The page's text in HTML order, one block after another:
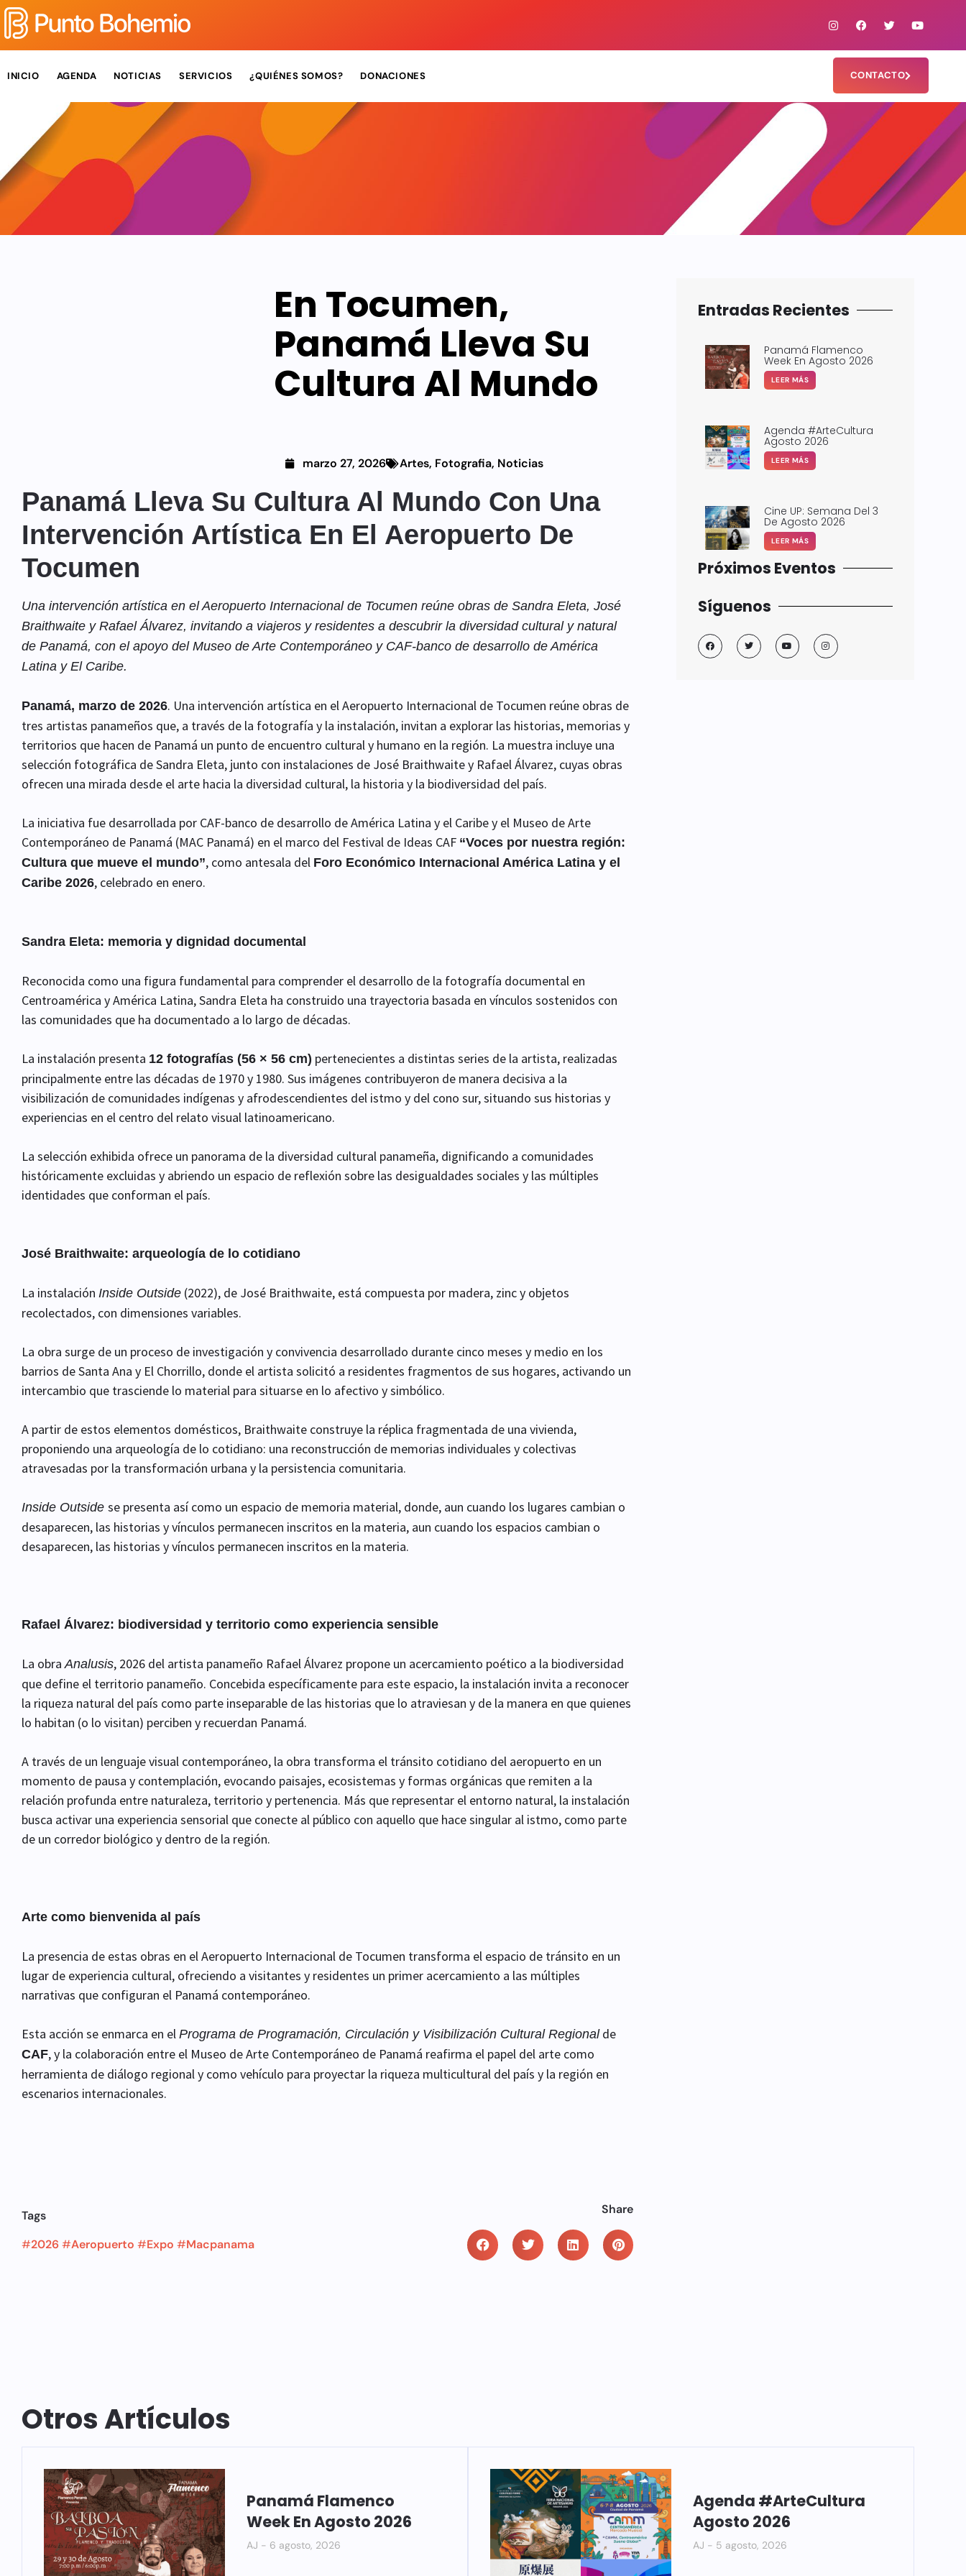
INICIO AGENDA NOTICIAS SERVICIOS ¿QUIÉNES SOMOS? DONACIONES CONTACTO
En Tocumen,
Panamá Lleva Su
Cultura Al Mundo
marzo 27, 2026 Artes, Fotografia, Noticias
Panamá Lleva Su Cultura Al Mundo Con Una
Intervención Artística En El Aeropuerto De
Tocumen
Una intervención artística en el Aeropuerto Internacional de Tocumen reúne obras de Sandra Eleta, José
Braithwaite y Rafael Álvarez, invitando a viajeros y residentes a descubrir la diversidad cultural y natural
de Panamá, con el apoyo del Museo de Arte Contemporáneo y CAF-banco de desarrollo de América
Latina y El Caribe.
Panamá, marzo de 2026. Una intervención artística en el Aeropuerto Internacional de Tocumen reúne obras de
tres artistas panameños que, a través de la fotografía y la instalación, invitan a explorar las historias, memorias y
territorios que hacen de Panamá un punto de encuentro cultural y humano en la región. La muestra incluye una
selección fotográfica de Sandra Eleta, junto con instalaciones de José Braithwaite y Rafael Álvarez, cuyas obras
ofrecen una mirada desde el arte hacia la diversidad cultural, la historia y la biodiversidad del país.
La iniciativa fue desarrollada por CAF-banco de desarrollo de América Latina y el Caribe y el Museo de Arte
Contemporáneo de Panamá (MAC Panamá) en el marco del Festival de Ideas CAF “Voces por nuestra región:
Cultura que mueve el mundo”, como antesala del Foro Económico Internacional América Latina y el
Caribe 2026, celebrado en enero.
Sandra Eleta: memoria y dignidad documental
Reconocida como una figura fundamental para comprender el desarrollo de la fotografía documental en
Centroamérica y América Latina, Sandra Eleta ha construido una trayectoria basada en vínculos sostenidos con
las comunidades que ha documentado a lo largo de décadas.
La instalación presenta 12 fotografías (56 × 56 cm) pertenecientes a distintas series de la artista, realizadas
principalmente entre las décadas de 1970 y 1980. Sus imágenes contribuyeron de manera decisiva a la
visibilización de comunidades indígenas y afrodescendientes del istmo y del cono sur, situando sus historias y
experiencias en el centro del relato visual latinoamericano.
La selección exhibida ofrece un panorama de la diversidad cultural panameña, dignificando a comunidades
históricamente excluidas y abriendo un espacio de reflexión sobre las desigualdades sociales y las múltiples
identidades que conforman el país.
José Braithwaite: arqueología de lo cotidiano
La instalación Inside Outside (2022), de José Braithwaite, está compuesta por madera, zinc y objetos
recolectados, con dimensiones variables.
La obra surge de un proceso de investigación y convivencia desarrollado durante cinco meses y medio en los
barrios de Santa Ana y El Chorrillo, donde el artista solicitó a residentes fragmentos de sus hogares, activando un
intercambio que trasciende lo material para situarse en lo afectivo y simbólico.
A partir de estos elementos domésticos, Braithwaite construye la réplica fragmentada de una vivienda,
proponiendo una arqueología de lo cotidiano: una reconstrucción de memorias individuales y colectivas
atravesadas por la transformación urbana y la persistencia comunitaria.
Inside Outside se presenta así como un espacio de memoria material, donde, aun cuando los lugares cambian o
desaparecen, las historias y vínculos permanecen inscritos en la materia, aun cuando los espacios cambian o
desaparecen, las historias y vínculos permanecen inscritos en la materia.
Rafael Álvarez: biodiversidad y territorio como experiencia sensible
La obraAnalusis, 2026 del artista panameño Rafael Álvarez propone un acercamiento poético a la biodiversidad
que define el territorio panameño. Concebida específicamente para este espacio, la instalación invita a reconocer
la riqueza natural del país como parte inseparable de las historias que lo atraviesan y de la manera en que quienes
lo habitan (o lo visitan) perciben y recuerdan Panamá.
A través de un lenguaje visual contemporáneo, la obra transforma el tránsito cotidiano del aeropuerto en un
momento de pausa y contemplación, evocando paisajes, ecosistemas y formas orgánicas que remiten a la
relación profunda entre naturaleza, territorio y pertenencia. Más que representar el entorno natural, la instalación
busca activar una experiencia sensorial que conecte al público con aquello que hace singular al istmo, como parte
de un corredor biológico y dentro de la región.
Arte como bienvenida al país
La presencia de estas obras en el Aeropuerto Internacional de Tocumen transforma el espacio de tránsito en un
lugar de experiencia cultural, ofreciendo a visitantes y residentes un primer acercamiento a las múltiples
narrativas que configuran el Panamá contemporáneo.
Esta acción se enmarca en el Programa de Programación, Circulación y Visibilización Cultural Regionalde
CAF, y la colaboración entre el Museo de Arte Contemporáneo de Panamá reafirma el papel del arte como
herramienta de diálogo regional y como vehículo para proyectar la riqueza multicultural del país y la región en
escenarios internacionales.
Tags
#2026#Aeropuerto #Expo #Macpanama
Share
Entradas Recientes
Panamá Flamenco
Week En Agosto 2026
LEER MÁS
Agenda #ArteCultura
Agosto 2026
LEER MÁS
Cine UP: Semana Del 3
De Agosto 2026
LEER MÁS
Próximos Eventos
Síguenos
Otros Artículos
Panamá Flamenco
Week En Agosto 2026
AJ 6 agosto, 2026
Agenda #ArteCultura
Agosto 2026
AJ 5 agosto, 2026